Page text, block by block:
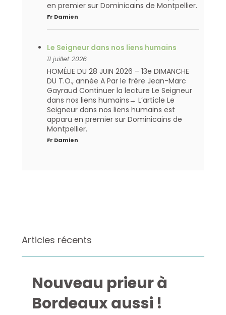
en premier sur Dominicains de Montpellier.
Fr Damien
Le Seigneur dans nos liens humains
11 juillet 2026
HOMÉLIE DU 28 JUIN 2026 – 13e DIMANCHE
DU T.O., année A Par le frère Jean-Marc
Gayraud Continuer la lecture Le Seigneur
dans nos liens humains→ L’article Le
Seigneur dans nos liens humains est
apparu en premier sur Dominicains de
Montpellier.
Fr Damien
Articles récents
Nouveau prieur à
Bordeaux aussi !